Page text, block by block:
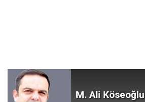
M. Ali Köseoğlu